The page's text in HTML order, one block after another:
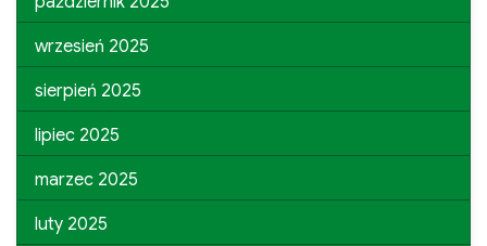
wrzesień 2025
sierpień 2025
lipiec 2025
marzec 2025
luty 2025